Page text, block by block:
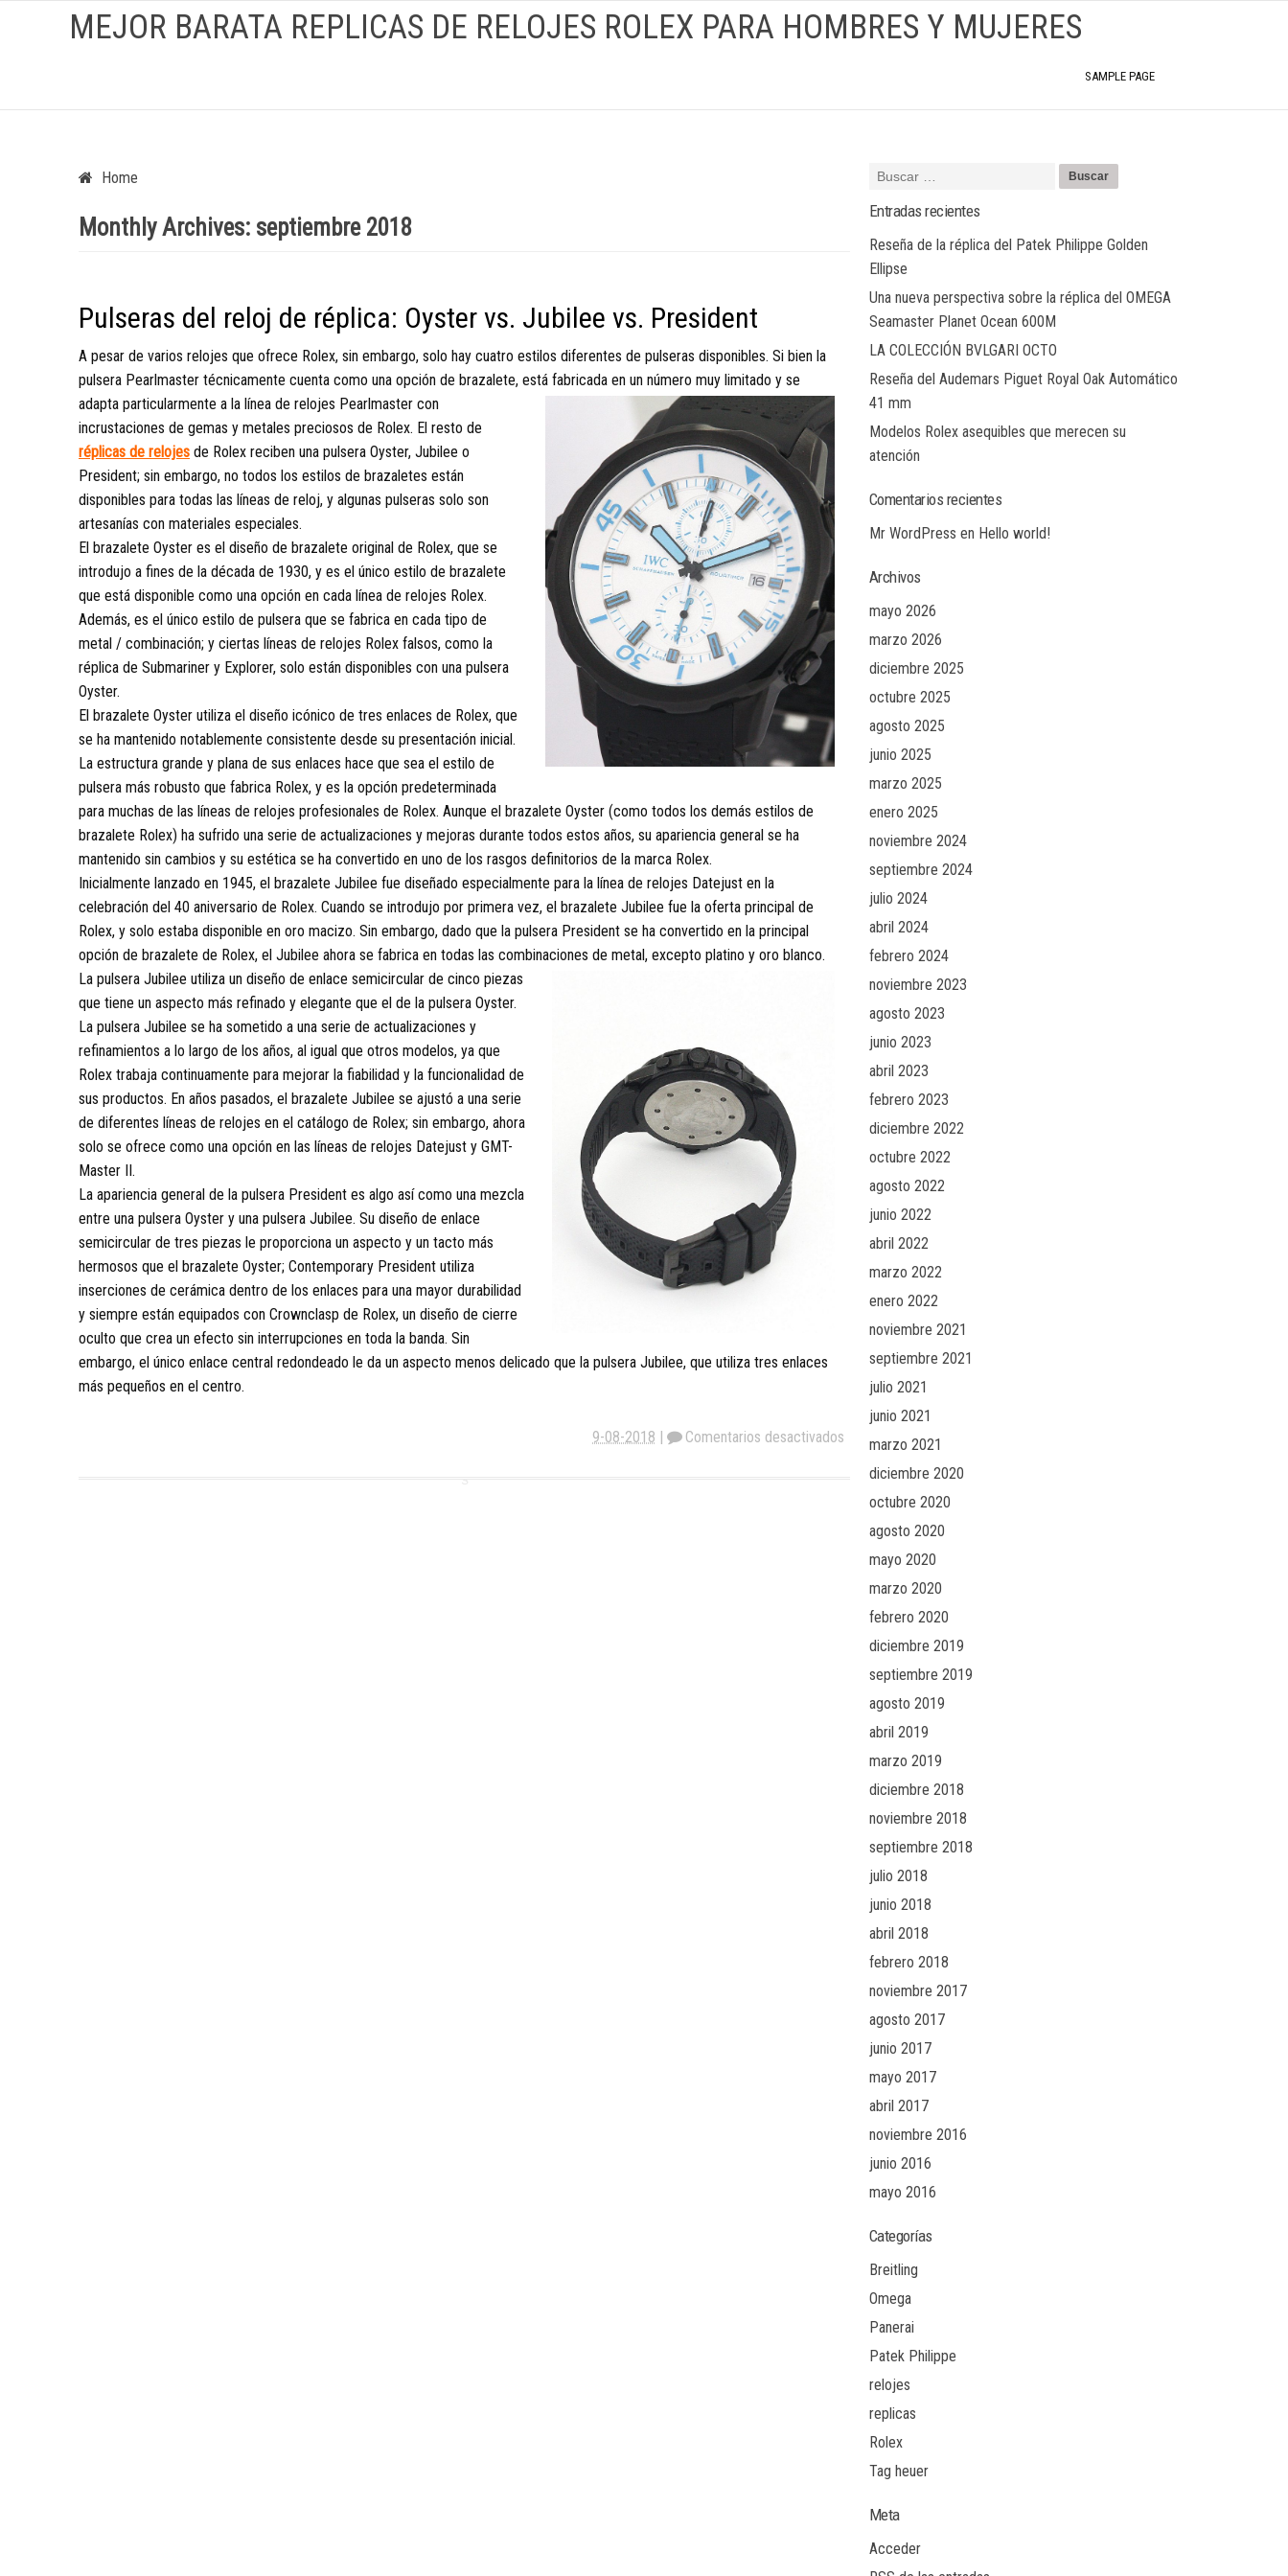
MEJOR BARATA REPLICAS DE RELOJES ROLEX PARA HOMBRES Y MUJERES
SAMPLE PAGE
Home
Monthly Archives: septiembre 2018
Pulseras del reloj de réplica: Oyster vs. Jubilee vs. President
A pesar de varios relojes que ofrece Rolex, sin embargo, solo hay cuatro estilos diferentes de pulseras disponibles. Si bien la
pulsera Pearlmaster técnicamente cuenta como una opción de brazalete, está fabricada en un número muy limitado y se
adapta particularmente a la línea de relojes Pearlmaster con
incrustaciones de gemas y metales preciosos de Rolex. El resto de
réplicas de relojes de Rolex reciben una pulsera Oyster, Jubilee o
President; sin embargo, no todos los estilos de brazaletes están
disponibles para todas las líneas de reloj, y algunas pulseras solo son
artesanías con materiales especiales.
El brazalete Oyster es el diseño de brazalete original de Rolex, que se
introdujo a fines de la década de 1930, y es el único estilo de brazalete
que está disponible como una opción en cada línea de relojes Rolex.
Además, es el único estilo de pulsera que se fabrica en cada tipo de
metal / combinación; y ciertas líneas de relojes Rolex falsos, como la
réplica de Submariner y Explorer, solo están disponibles con una pulsera
Oyster.
El brazalete Oyster utiliza el diseño icónico de tres enlaces de Rolex, que
se ha mantenido notablemente consistente desde su presentación inicial.
La estructura grande y plana de sus enlaces hace que sea el estilo de
pulsera más robusto que fabrica Rolex, y es la opción predeterminada
para muchas de las líneas de relojes profesionales de Rolex. Aunque el brazalete Oyster (como todos los demás estilos de
brazalete Rolex) ha sufrido una serie de actualizaciones y mejoras durante todos estos años, su apariencia general se ha
mantenido sin cambios y su estética se ha convertido en uno de los rasgos definitorios de la marca Rolex.
Inicialmente lanzado en 1945, el brazalete Jubilee fue diseñado especialmente para la línea de relojes Datejust en la
celebración del 40 aniversario de Rolex. Cuando se introdujo por primera vez, el brazalete Jubilee fue la oferta principal de
Rolex, y solo estaba disponible en oro macizo. Sin embargo, dado que la pulsera President se ha convertido en la principal
opción de brazalete de Rolex, el Jubilee ahora se fabrica en todas las combinaciones de metal, excepto platino y oro blanco.
La pulsera Jubilee utiliza un diseño de enlace semicircular de cinco piezas
que tiene un aspecto más refinado y elegante que el de la pulsera Oyster.
La pulsera Jubilee se ha sometido a una serie de actualizaciones y
refinamientos a lo largo de los años, al igual que otros modelos, ya que
Rolex trabaja continuamente para mejorar la fiabilidad y la funcionalidad de
sus productos. En años pasados, el brazalete Jubilee se ajustó a una serie
de diferentes líneas de relojes en el catálogo de Rolex; sin embargo, ahora
solo se ofrece como una opción en las líneas de relojes Datejust y GMT-
Master II.
La apariencia general de la pulsera President es algo así como una mezcla
entre una pulsera Oyster y una pulsera Jubilee. Su diseño de enlace
semicircular de tres piezas le proporciona un aspecto y un tacto más
hermosos que el brazalete Oyster; Contemporary President utiliza
inserciones de cerámica dentro de los enlaces para una mayor durabilidad
y siempre están equipados con Crownclasp de Rolex, un diseño de cierre
oculto que crea un efecto sin interrupciones en toda la banda. Sin
embargo, el único enlace central redondeado le da un aspecto menos delicado que la pulsera Jubilee, que utiliza tres enlaces
más pequeños en el centro.
9-08-2018 Comentarios desactivados
Entradas recientes
Reseña de la réplica del Patek Philippe Golden
Ellipse
Una nueva perspectiva sobre la réplica del OMEGA
Seamaster Planet Ocean 600M
LA COLECCIÓN BVLGARI OCTO
Reseña del Audemars Piguet Royal Oak Automático
41 mm
Modelos Rolex asequibles que merecen su
atención
Comentarios recientes
Mr WordPress en Hello world!
Archivos
mayo 2026
marzo 2026
diciembre 2025
octubre 2025
agosto 2025
junio 2025
marzo 2025
enero 2025
noviembre 2024
septiembre 2024
julio 2024
abril 2024
febrero 2024
noviembre 2023
agosto 2023
junio 2023
abril 2023
febrero 2023
diciembre 2022
octubre 2022
agosto 2022
junio 2022
abril 2022
marzo 2022
enero 2022
noviembre 2021
septiembre 2021
julio 2021
junio 2021
marzo 2021
diciembre 2020
octubre 2020
agosto 2020
mayo 2020
marzo 2020
febrero 2020
diciembre 2019
septiembre 2019
agosto 2019
abril 2019
marzo 2019
diciembre 2018
noviembre 2018
septiembre 2018
julio 2018
junio 2018
abril 2018
febrero 2018
noviembre 2017
agosto 2017
junio 2017
mayo 2017
abril 2017
noviembre 2016
junio 2016
mayo 2016
Categorías
Breitling
Omega
Panerai
Patek Philippe
relojes
replicas
Rolex
Tag heuer
Meta
Acceder